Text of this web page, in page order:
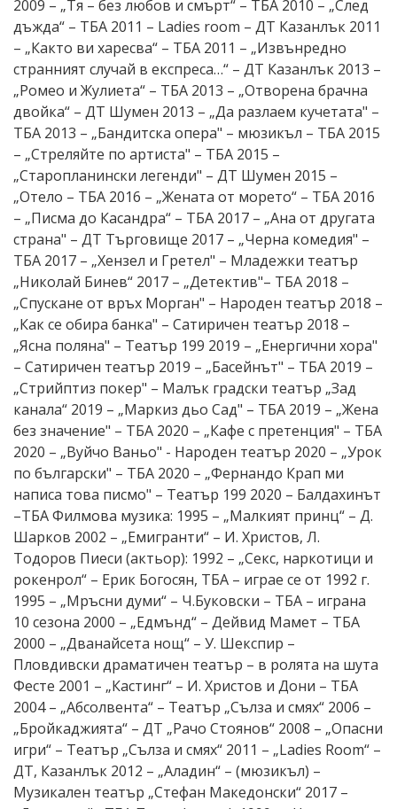
2009 – „Тя – без любов и смърт“ – ТБА 2010 – „След
дъжда“ – ТБА 2011 – Ladies room – ДТ Казанлък 2011
– „Както ви харесва“ – ТБА 2011 – „Извънредно
странният случай в експреса…“ – ДТ Казанлък 2013 –
„Ромео и Жулиета“ – ТБА 2013 – „Отворена брачна
двойка“ – ДТ Шумен 2013 – „Да разлаем кучетата" –
ТБА 2013 – „Бандитска опера" – мюзикъл – ТБА 2015
– „Стреляйте по артиста" – ТБА 2015 –
„Старопланински легенди" – ДТ Шумен 2015 –
„Отело – ТБА 2016 – „Жената от морето“ – ТБА 2016
– „Писма до Касандра“ – ТБА 2017 – „Ана от другата
страна" – ДТ Търговище 2017 – „Черна комедия" –
ТБА 2017 – „Хензел и Гретел" – Младежки театър
„Николай Бинев“ 2017 – „Детектив"– ТБА 2018 –
„Спускане от връх Морган" – Народен театър 2018 –
„Как се обира банка" – Сатиричен театър 2018 –
„Ясна поляна" – Театър 199 2019 – „Енергични хора"
– Сатиричен театър 2019 – „Басейнът" – ТБА 2019 –
„Стрийптиз покер" – Малък градски театър „Зад
канала“ 2019 – „Маркиз дьо Сад" – ТБА 2019 – „Жена
без значение" – ТБА 2020 – „Кафе с претенция" – ТБА
2020 – „Вуйчо Ваньо" - Народен театър 2020 – „Урок
по български" – ТБА 2020 – „Фернандо Крап ми
написа това писмо" – Театър 199 2020 – Балдахинът
–ТБА Филмова музика: 1995 – „Малкият принц“ – Д.
Шарков 2002 – „Емигранти“ – И. Христов, Л.
Тодоров Пиеси (актьор): 1992 – „Секс, наркотици и
рокенрол“ – Ерик Богосян, ТБА – играе се от 1992 г.
1995 – „Мръсни думи“ – Ч.Буковски – ТБА – играна
10 сезона 2000 – „Едмънд“ – Дейвид Мамет – ТБА
2000 – „Дванайсета нощ“ – У. Шекспир –
Пловдивски драматичен театър – в ролята на шута
Фесте 2001 – „Кастинг“ – И. Христов и Дони – ТБА
2004 – „Абсолвента“ – Театър „Сълза и смях“ 2006 –
„Бройкаджията“ – ДТ „Рачо Стоянов“ 2008 – „Опасни
игри“ – Театър „Сълза и смях“ 2011 – „Ladies Room“ –
ДТ, Казанлък 2012 – „Аладин“ – (мюзикъл) –
Музикален театър „Стефан Македонски“ 2017 –